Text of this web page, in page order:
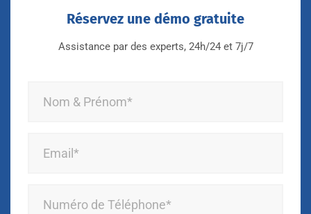
Réservez une démo gratuite
Assistance par des experts, 24h/24 et 7j/7